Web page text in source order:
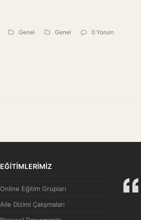
Genel Genel 0 Yorum
EĞİTİMLERİMİZ
Online Eğitim Grupları
Aile Dizimi Çalışmaları